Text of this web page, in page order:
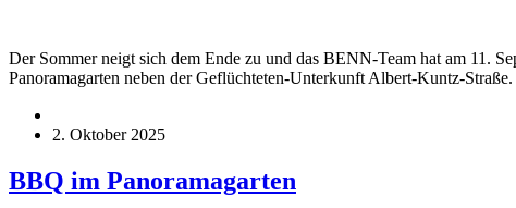
Der Sommer neigt sich dem Ende zu und das BENN-Team hat am 11.
Panoramagarten neben der Geflüchteten-Unterkunft Albert-Kuntz-
2. Oktober 2025
BBQ im Panoramagarten